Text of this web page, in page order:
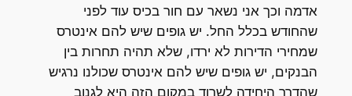
אדמה וכך אני נשאר עם חור בכיס עוד לפני
שהחודש בכלל החל. יש גופים שיש להם אינטרס
שמחירי הדירות לא ירדו, שלא תהיה תחרות בין
הבנקים, יש גופים שיש להם אינטרס שכולנו נרגיש
שהדרך היחידה לשרוד במקום הזה היא לגנוב